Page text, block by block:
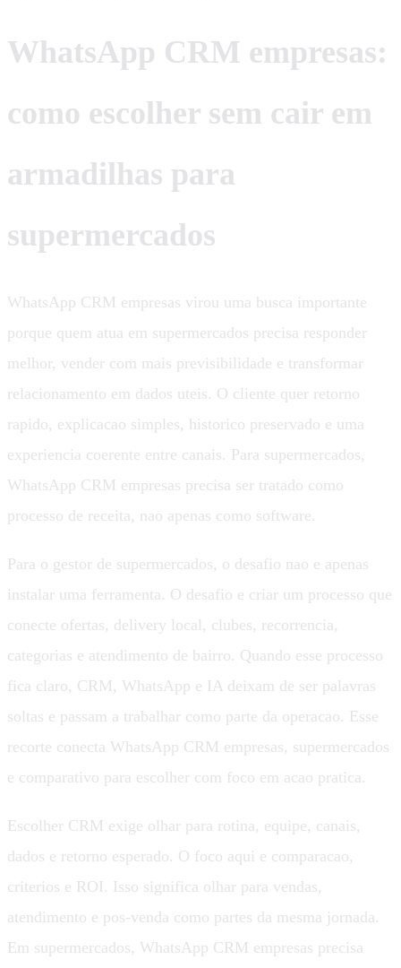
WhatsApp CRM empresas:
como escolher sem cair em
armadilhas para
supermercados
WhatsApp CRM empresas virou uma busca importante
porque quem atua em supermercados precisa responder
melhor, vender com mais previsibilidade e transformar
relacionamento em dados uteis. O cliente quer retorno
rapido, explicacao simples, historico preservado e uma
experiencia coerente entre canais. Para supermercados,
WhatsApp CRM empresas precisa ser tratado como
processo de receita, nao apenas como software.
Para o gestor de supermercados, o desafio nao e apenas
instalar uma ferramenta. O desafio e criar um processo que
conecte ofertas, delivery local, clubes, recorrencia,
categorias e atendimento de bairro. Quando esse processo
fica claro, CRM, WhatsApp e IA deixam de ser palavras
soltas e passam a trabalhar como parte da operacao. Esse
recorte conecta WhatsApp CRM empresas, supermercados
e comparativo para escolher com foco em acao pratica.
Escolher CRM exige olhar para rotina, equipe, canais,
dados e retorno esperado. O foco aqui e comparacao,
criterios e ROI. Isso significa olhar para vendas,
atendimento e pos-venda como partes da mesma jornada.
Em supermercados, WhatsApp CRM empresas precisa